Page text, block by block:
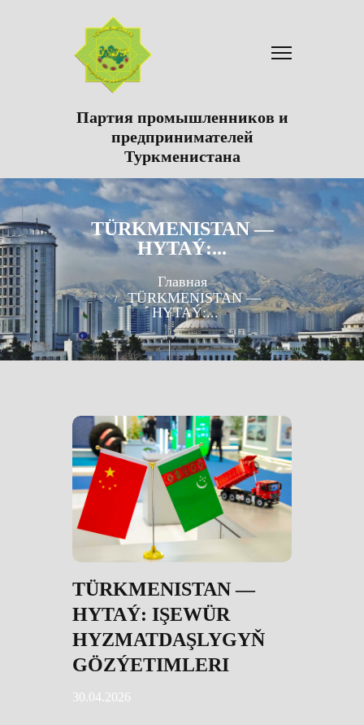
Партия промышленников и
предпринимателей
Туркменистана
TÜRKMENISTAN —
HYTAÝ:...
Главная
TÜRKMENISTAN —
HYTAÝ:...
TÜRKMENISTAN —
HYTAÝ: IŞEWÜR
HYZMATDAŞLYGYŇ
GÖZÝETIMLERI
30.04.2026